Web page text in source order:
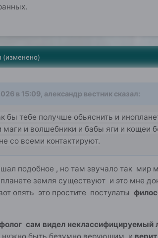
(изменено)
в 15:09, александр вестниксказал:
бы тебе получше обьяснить и
и волшебники и бабы яги и кощеи
со всеми контактируют.
подобное , но там звучало так мир
земля существуют и это мне
опять это простите постулаты
уфолог сам видел
нужно быть безумно верующим и